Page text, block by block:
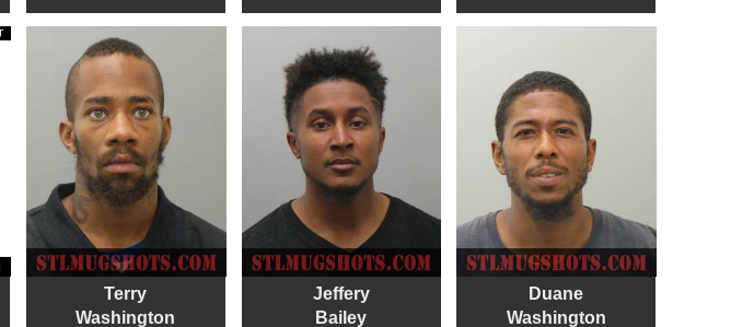
Terry
Washington
Jeffery
Bailey
Duane
Washington